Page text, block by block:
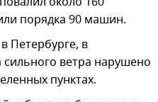
порядка 90 машин.
Петербурге, в
ветра нарушено
пунктах.